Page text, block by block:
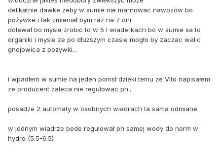
delikatnie dawke zeby w sumie nie marnowac nawozów bo
pożywke i tak zmieniał bym raz na 7 dni
dolewał bo mysle zrobic to w 5 l wiaderkach bo w sumie sa to
organiki i mysle ze po dłuzszym czasie mogło by zaczac walic
gnojowica z pozywki...
i wpadłem w sumie na jeden pomsł dzieki temu ze Vito napisałem
ze producent zaleca nie regulowac ph...
posadze 2 automaty w osobnych wiadrach ta sama odmiane
w jednym wiadrze bede regulował ph samej wody do norm w
hydro (5.5-6.5)